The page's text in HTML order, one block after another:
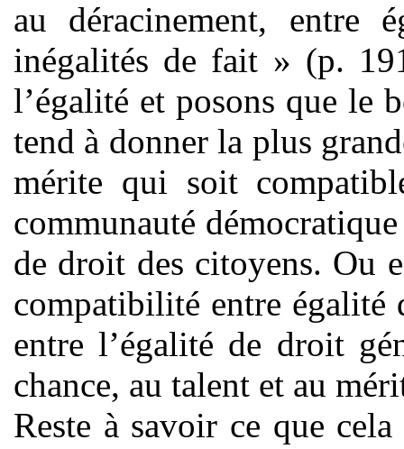
au déracinement, entre
inégalités de fait » (p.
l’égalité et posons que le
tend à donner la plus
mérite qui soit
communauté
de droit des citoyens. Ou
compatibilité entre égalité
entre l’égalité de droit
chance, au talent et au
Reste à savoir ce que